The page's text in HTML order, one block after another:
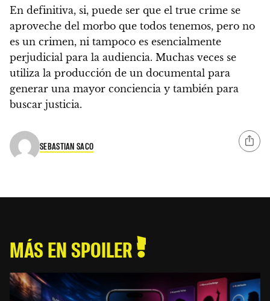
En definitiva, si, puede ser que el true crime se
aproveche del morbo que todos tenemos, pero no
es un crimen, ni tampoco es esencialmente
perjudicial para la audiencia. Muchas veces se
utiliza la producción de un documental para
generar una mayor conciencia y también para
buscar justicia.
SEBASTIAN SACO
MÁS EN SPOILER